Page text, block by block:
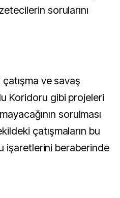
sorularını
ve savaş
Koridoru gibi projeleri
sorulması
çatışmaların bu
işaretlerini beraberinde